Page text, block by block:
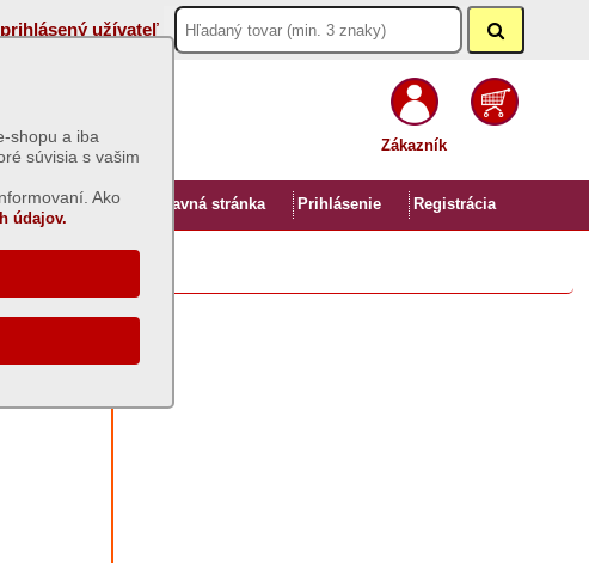
užívateľ
Zákazník
Úvod Hlavná stránka Prihlásenie Registrácia
shopu a iba
súvisia s vašim
Ako
údajov.